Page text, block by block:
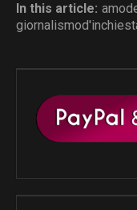
In this article: